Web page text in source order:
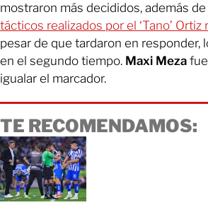
mostraron más decididos, además
tácticos realizados por el ‘Tano’
pesar de que tardaron en responder,
en el segundo tiempo. Maxi Meza
igualar el marcador.
TE RECOMENDAMOS: